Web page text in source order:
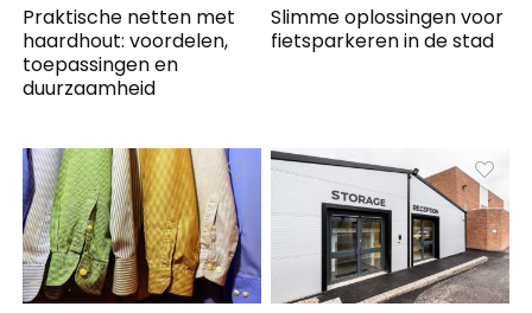
Praktische netten met
haardhout: voordelen,
toepassingen en
duurzaamheid
Slimme oplossingen voor
fietsparkeren in de stad